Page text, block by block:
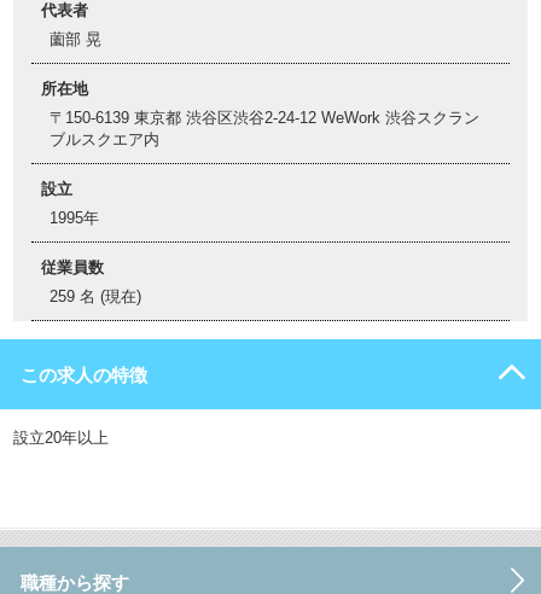
代表者
薗部 晃
所在地
〒150-6139 東京都 渋谷区渋谷2-24-12 WeWork 渋谷スクラン
ブルスクエア内
設立
1995年
従業員数
259 名 (現在)
この求人の特徴
設立20年以上
職種から探す